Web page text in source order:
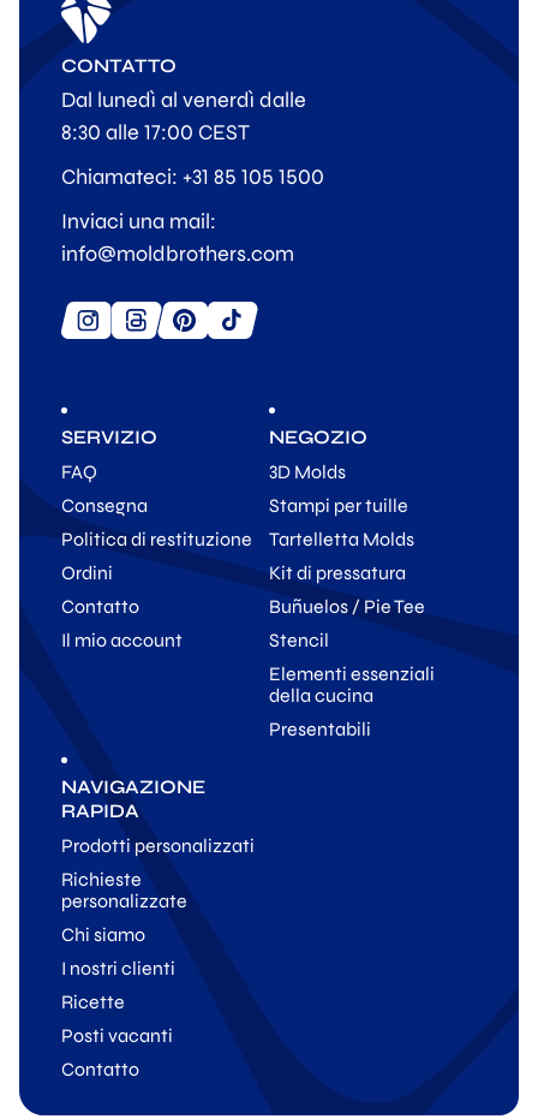
SERVIZIO
FAQ
Consegna
Politica di restituzione
Ordini
Contatto
Il mio account
NEGOZIO
3D Molds
Stampi per tuille
Tartelletta Molds
Kit di pressatura
Buñuelos / Pie Tee
Stencil
Elementi essenziali
della cucina
Presentabili
NAVIGAZIONE
RAPIDA
Prodotti personalizzati
Richieste
personalizzate
Chi siamo
I nostri clienti
Ricette
Posti vacanti
Contatto
CONTATTO
Dal lunedì al venerdì dalle
8:30 alle 17:00 CEST
Chiamateci: +31 85 105 1500
Inviaci una mail:
info@moldbrothers.com